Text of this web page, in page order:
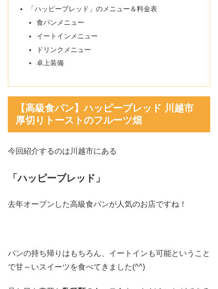
「ハッピーブレッド」のメニュー＆料金表
食パンメニュー
イートインメニュー
ドリンクメニュー
卓上装備
【高級食パン】ハッピーブレッド 川越市
厚切りトーストのフルーツ畑
今回紹介するのは川越市にある
「ハッピーブレッド」
去年オープンした高級食パンが人気のお店ですね！
パンの持ち帰りはもちろん、イートインも可能ということ
で甘～いスイーツを食べてきました(^^)